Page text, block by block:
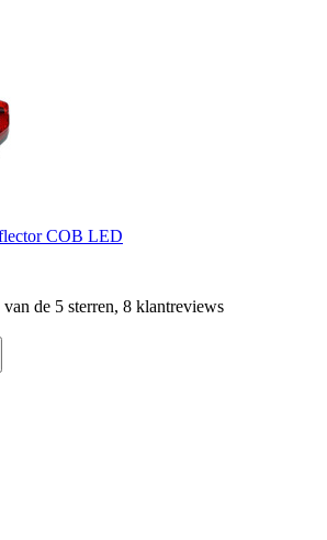
COB LED
de 5 sterren, 8 klantreviews